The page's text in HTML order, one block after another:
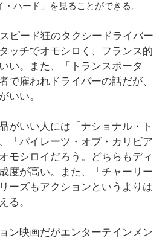
ハード」を見ることができる。
ピード狂のタクシードライバー
ッチでオモシロく、フランス的
い。また、「トランスポータ
で雇われドライバーの話だが、
いい。
がいい人には「ナショナル・ト
「パイレーツ・オブ・カリビア
モシロイだろう。どちらもディ
度が高い。また、「チャーリー
ーズもアクションというよりは
る。
ン映画だがエンターテインメン